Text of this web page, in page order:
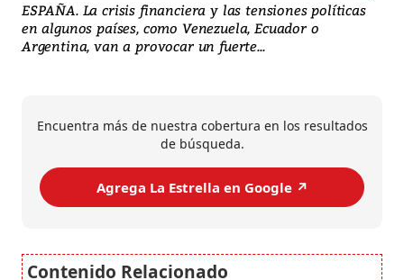
ESPAÑA. La crisis financiera y las tensiones políticas
en algunos países, como Venezuela, Ecuador o
Argentina, van a provocar un fuerte...
Encuentra más de nuestra cobertura en los resultados
de búsqueda.
Agrega La Estrella en Google ↗️